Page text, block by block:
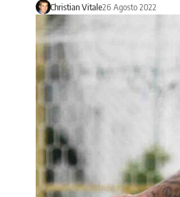
Christian Vitale26 Agosto 2022